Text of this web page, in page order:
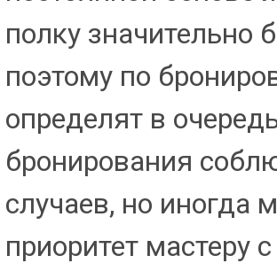
полку значительно
поэтому по
определят в
бронирования
случаев, но
приоритет мастеру